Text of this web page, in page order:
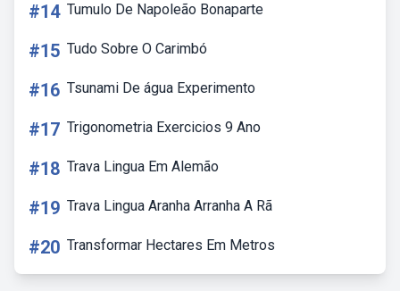
#14 Tumulo De Napoleão Bonaparte
#15 Tudo Sobre O Carimbó
#16 Tsunami De água Experimento
#17 Trigonometria Exercicios 9 Ano
#18 Trava Lingua Em Alemão
#19 Trava Lingua Aranha Arranha A Rã
#20 Transformar Hectares Em Metros